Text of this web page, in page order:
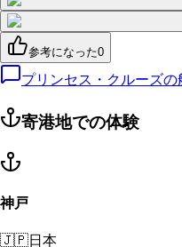
参考になった0
プリンセス・クルーズの
寄港地での体験
神戸
🇯🇵日本